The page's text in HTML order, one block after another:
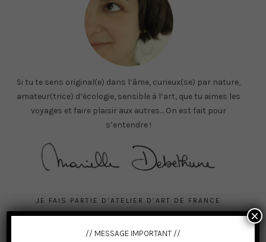
Si tu te sens original(e) dans l’âme, curieux(se) par nature,
amateur(trice) d’écologie, sensible à l’art, que tu aimes les
voyages et faire plaisir aux autres… On est fait pour
s’entendre !
JE FAIS PARTIE D’ATELIER D’ART DE FRANCE
// MESSAGE IMPORTANT //
×